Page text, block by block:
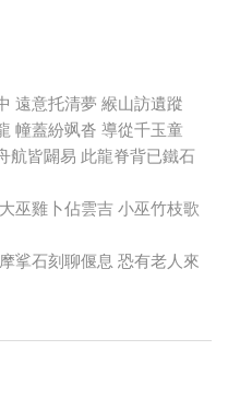
遠意托清夢 緱山訪遺蹤
幢蓋紛飒沓 導從千玉童
航皆闢易 此龍脊背已鐵石
巫雞卜佔雲吉 小巫竹枝歌
挲石刻聊偃息 恐有老人來